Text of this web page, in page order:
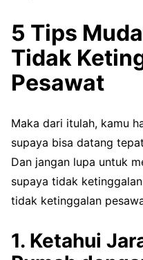
5 Tips
Tidak
Pesawat
Maka dari itulah, kamu
supaya bisa datang
Dan jangan lupa untuk
supaya tidak
tidak ketinggalan
1. Ketahui